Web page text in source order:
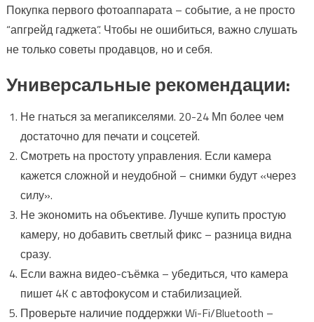
Покупка первого фотоаппарата – событие, а не просто
“апгрейд гаджета”. Чтобы не ошибиться, важно слушать
не только советы продавцов, но и себя.
Универсальные рекомендации:
Не гнаться за мегапикселями. 20-24 Мп более чем
достаточно для печати и соцсетей.
Смотреть на простоту управления. Если камера
кажется сложной и неудобной – снимки будут «через
силу».
Не экономить на объективе. Лучше купить простую
камеру, но добавить светлый фикс – разница видна
сразу.
Если важна видео-съёмка – убедиться, что камера
пишет 4K с автофокусом и стабилизацией.
Проверьте наличие поддержки Wi-Fi/Bluetooth –